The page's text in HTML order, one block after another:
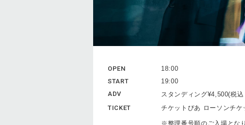
OPEN
18:00
START
19:00
ADV
スタンディング¥4,500(税
TICKET チケットぴあ ローソン
※整理番号順のご入場とな